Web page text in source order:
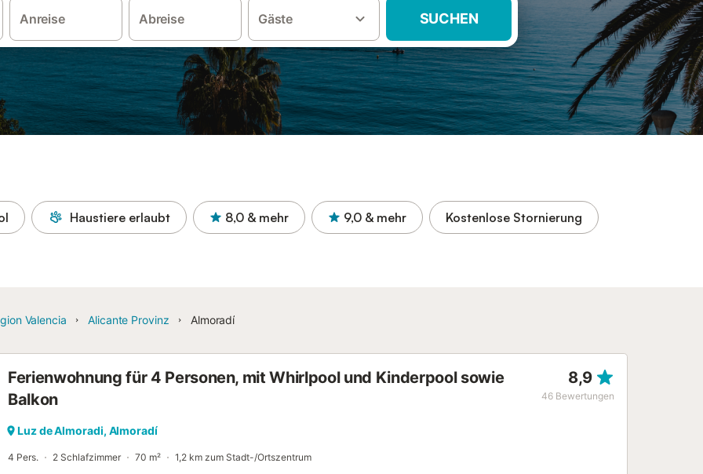
Anreise Abreise Gäste SUCHEN
Haustiere erlaubt 8,0 & mehr 9,0 & mehr Kostenlose Stornierung
Valencia Alicante Provinz Almoradí
Ferienwohnung für 4 Personen, mit Whirlpool und Kinderpool sowie
Balkon
8,9
46 Bewertungen
Luz de Almoradi, Almoradí
4 Pers. 2 Schlafzimmer 70 m² 1,2 km zum Stadt-/Ortszentrum